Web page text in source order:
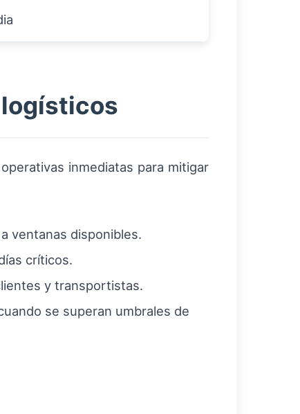
logísticos
inmediatas para mitigar
ventanas disponibles.
críticos.
y transportistas.
se superan umbrales de